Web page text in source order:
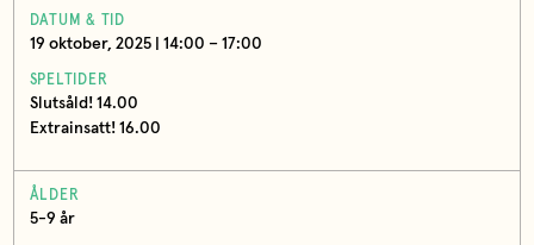
DATUM & TID
19 oktober, 2025 | 14:00 – 17:00
SPELTIDER
Slutsåld! 14.00
Extrainsatt! 16.00
ÅLDER
5-9 år